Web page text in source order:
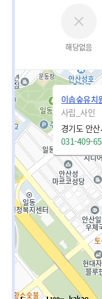
해당없음
이솝숲유치
사립_사인
경기도 안
031-409-